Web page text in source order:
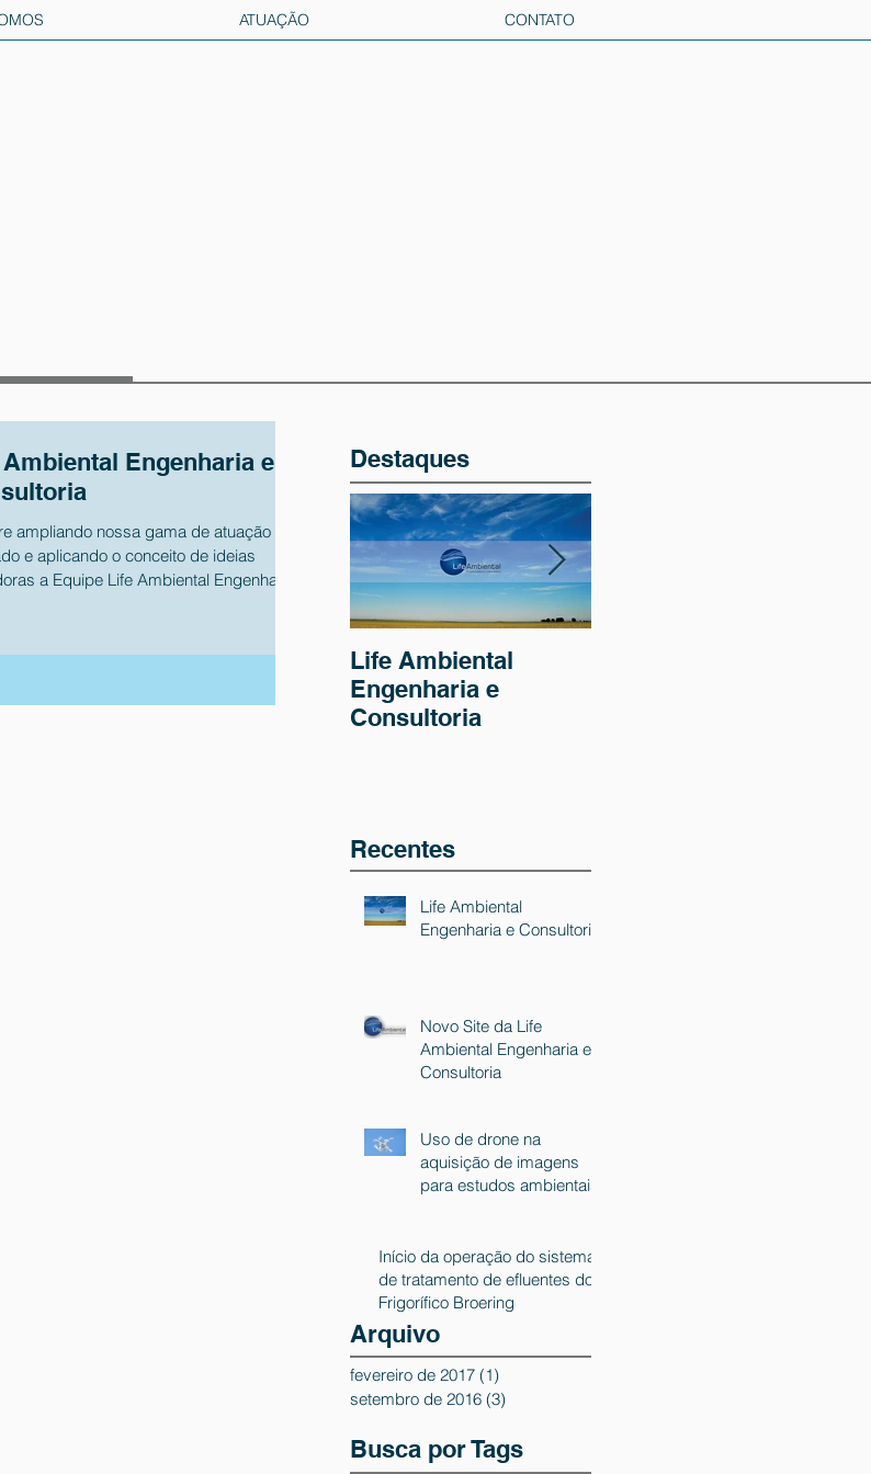
ATUAÇÃO CONTATO
Engenharia e
ampliando nossa gama de atuação no
e aplicando o conceito de ideias
a Equipe Life Ambiental Engenharia
Destaques
Life Ambiental
Engenharia e
Consultoria
Recentes
Life Ambiental
Engenharia e Consultoria
Novo Site da Life
Ambiental Engenharia e
Consultoria
Uso de drone na
aquisição de imagens
para estudos ambientais
Início da operação do sistema
de tratamento de efluentes do
Frigorífico Broering
Arquivo
fevereiro de 2017 (1)
setembro de 2016 (3)
Busca por Tags